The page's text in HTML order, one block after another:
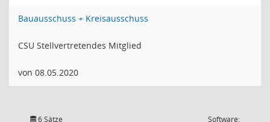
Bauausschuss + Kreisausschuss
CSU Stellvertretendes Mitglied
von 08.05.2020
6 Sätze Software: